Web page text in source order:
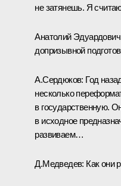
не затянешь. Я
Анатолий
допризывной
А.Сердюков: Год
несколько
в государственную.
в исходное
развиваем…
Д.Медведев: Как они